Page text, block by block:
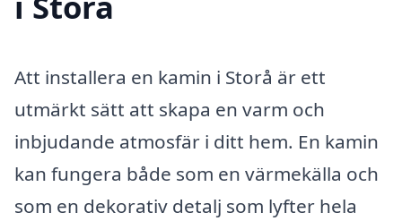
Att installera en kamin i Storå är ett
utmärkt sätt att skapa en varm och
inbjudande atmosfär i ditt hem. En kamin
kan fungera både som en värmekälla och
som en dekorativ detalj som lyfter hela